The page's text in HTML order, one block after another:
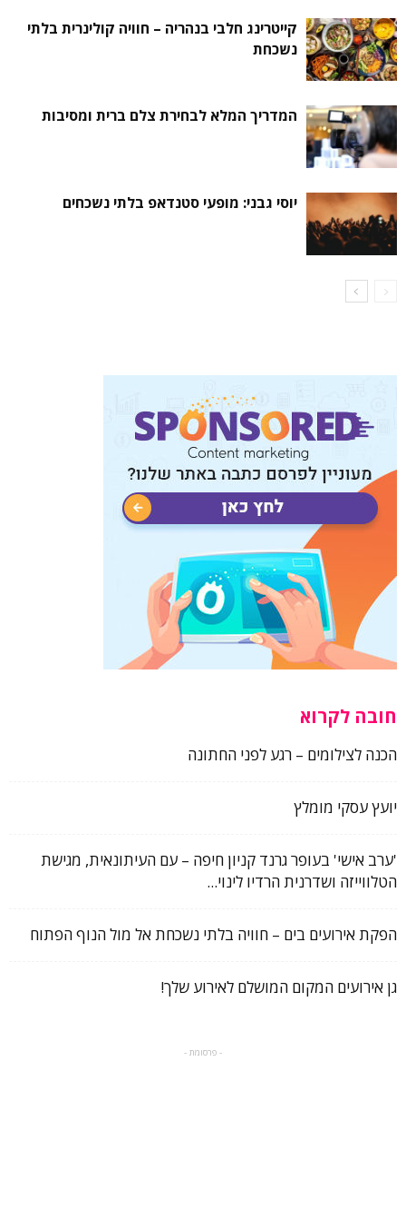
קייטרינג חלבי בנהריה – חוויה קולינרית בלתי
נשכחת
המדריך המלא לבחירת צלם ברית ומסיבות
יוסי גבני: מופעי סטנדאפ בלתי נשכחים
חובה לקרוא
הכנה לצילומים – רגע לפני החתונה
יועץ עסקי מומלץ
'ערב אישי' בעופר גרנד קניון חיפה – עם העיתונאית, מגישת
הטלווייזה ושדרנית הרדיו לינוי...
הפקת אירועים בים – חוויה בלתי נשכחת אל מול הנוף הפתוח
גן אירועים המקום המושלם לאירוע שלך!
- פרסומת -